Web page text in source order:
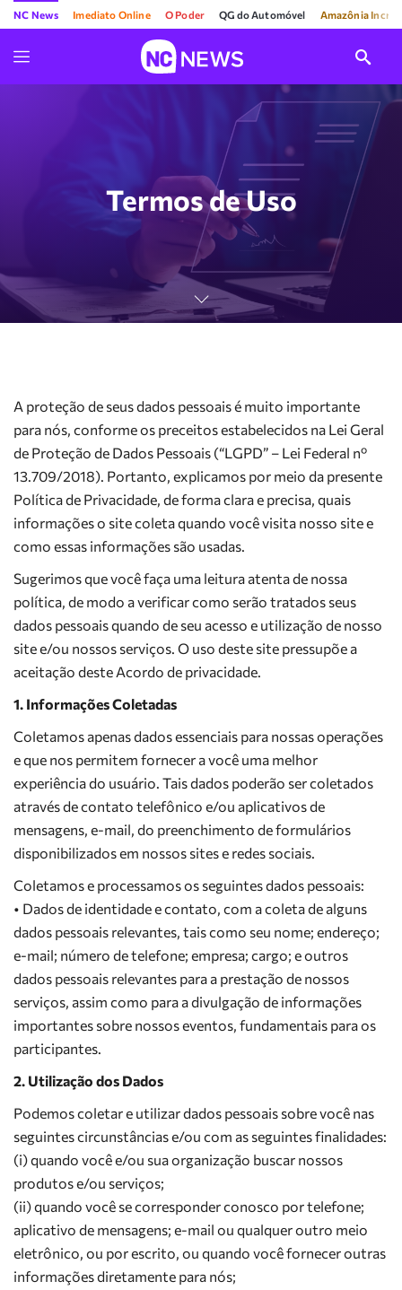
NC News Imediato Online O Poder QG do Automóvel Amazônia
Termos de Uso
A proteção de seus dados pessoais é muito importante
para nós, conforme os preceitos estabelecidos na Lei Geral
de Proteção de Dados Pessoais (“LGPD” – Lei Federal nº
13.709/2018). Portanto, explicamos por meio da presente
Política de Privacidade, de forma clara e precisa, quais
informações o site coleta quando você visita nosso site e
como essas informações são usadas.
Sugerimos que você faça uma leitura atenta de nossa
política, de modo a verificar como serão tratados seus
dados pessoais quando de seu acesso e utilização de nosso
site e/ou nossos serviços. O uso deste site pressupõe a
aceitação deste Acordo de privacidade.
1. Informações Coletadas
Coletamos apenas dados essenciais para nossas operações
e que nos permitem fornecer a você uma melhor
experiência do usuário. Tais dados poderão ser coletados
através de contato telefônico e/ou aplicativos de
mensagens, e-mail, do preenchimento de formulários
disponibilizados em nossos sites e redes sociais.
Coletamos e processamos os seguintes dados pessoais:
• Dados de identidade e contato, com a coleta de alguns
dados pessoais relevantes, tais como seu nome; endereço;
e-mail; número de telefone; empresa; cargo; e outros
dados pessoais relevantes para a prestação de nossos
serviços, assim como para a divulgação de informações
importantes sobre nossos eventos, fundamentais para os
participantes.
2. Utilização dos Dados
Podemos coletar e utilizar dados pessoais sobre você nas
seguintes circunstâncias e/ou com as seguintes finalidades:
(i) quando você e/ou sua organização buscar nossos
produtos e/ou serviços;
(ii) quando você se corresponder conosco por telefone;
aplicativo de mensagens; e-mail ou qualquer outro meio
eletrônico, ou por escrito, ou quando você fornecer outras
informações diretamente para nós;